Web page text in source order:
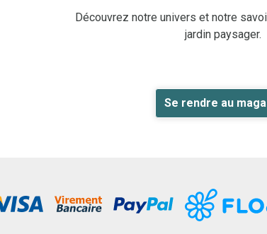
Découvrez notre univers et notre
jardin paysager.
Se rendre au